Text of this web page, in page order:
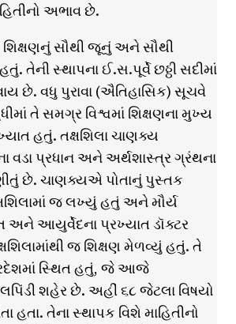
અભાવ છે.
શિક્ષણનું સૌથી જૂનું અને સૌથી
તેની સ્થાપના ઈ.સ.પૂર્વે છઠ્ઠી સદીમાં
છે. વધુ પુરાવા (ઐતિહાસિક) સૂચવે
તે સમગ્ર વિશ્વમાં શિક્ષણના મુખ્ય
હતું. તક્ષશિલા ચાણક્ય
વડા પ્રધાન અને અર્થશાસ્ત્ર ગ્રંથના
છે. ચાણક્યએ પોતાનું પુસ્તક
જ લખ્યું હતું અને મૌર્ય
અને આયુર્વેદના પ્રખ્યાત ડૉક્ટર
જ શિક્ષણ મેળવ્યું હતું. તે
સ્થિત હતું, જે આજે
શહેર છે. અહીં ૬૮ જેટલા વિષયો
હતા. તેના સ્થાપક વિશે માહિતીનો